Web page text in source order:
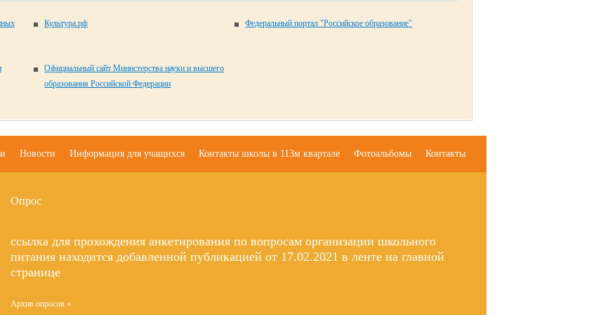
Культура.рф Федеральный портал "Российское образование"
Официальный сайт Министерства науки и высшего
образования Российской Федерации
Новости Информация для учащихся Контакты школы в 113м квартале Фотоальбомы Контакты
Опрос
ссылка для прохождения анкетирования по вопросам организации школьного
питания находится добавленной публикацией от 17.02.2021 в ленте на главной
странице
Архив опросов »